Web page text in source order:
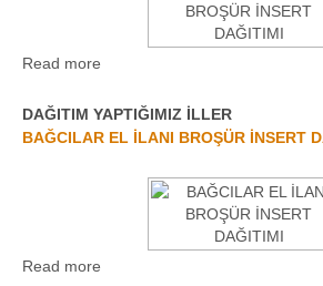
Read more
DAĞITIM YAPTIĞIMIZ İLLER
BAĞCILAR EL İLANI BROŞÜR İNSERT
Read more